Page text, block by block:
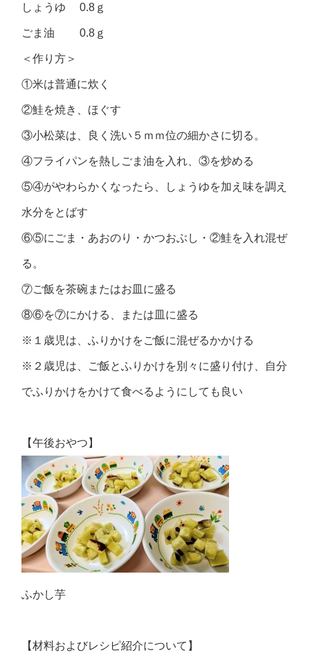
しょうゆ 0.8ｇ
ごま油 0.8ｇ
＜作り方＞
①米は普通に炊く
②鮭を焼き、ほぐす
③小松菜は、良く洗い５ｍｍ位の細かさに切る。
④フライパンを熱しごま油を入れ、③を炒める
⑤④がやわらかくなったら、しょうゆを加え味を調え
水分をとばす
⑥⑤にごま・あおのり・かつおぶし・②鮭を入れ混ぜ
る。
⑦ご飯を茶碗またはお皿に盛る
⑧⑥を⑦にかける、または皿に盛る
※１歳児は、ふりかけをご飯に混ぜるかかける
※２歳児は、ご飯とふりかけを別々に盛り付け、自分
でふりかけをかけて食べるようにしても良い
【午後おやつ】
ふかし芋
【材料およびレシピ紹介について】